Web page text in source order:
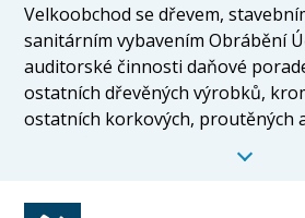
Velkoobchod se dřevem,
sanitárním vybavením Obrábění
auditorské činnosti daňové
ostatních dřevěných výrobků,
ostatních korkových, proutěných